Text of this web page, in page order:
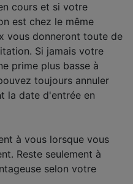
cours et si votre
est chez le même
vous donneront toute de
Si jamais votre
prime plus basse à
toujours annuler
la date d'entrée en
à vous lorsque vous
Reste seulement à
selon votre